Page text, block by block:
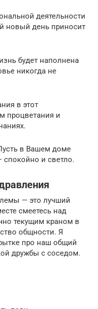
деятельности
новый день приносит
будет наполнена
никогда не
в этот
процветания и
в Вашем доме
спокойно и светло.
— это лучший
смеетесь над
текущим краном в
общности. Я
про наш общий
дружбы с соседом.